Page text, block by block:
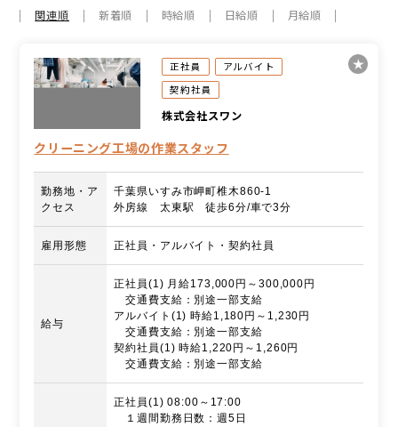
関連順 新着順 時給順 日給順 月給順
正社員
アルバイト
契約社員
株式会社スワン
クリーニング工場の作業スタッフ
勤務地・ア
クセス
千葉県いすみ市岬町椎木860-1
外房線 太東駅 徒歩6分/車で3分
雇用形態 正社員・アルバイト・契約社員
給与
正社員(1) 月給173,000円～300,000円
交通費支給：別途一部支給
アルバイト(1) 時給1,180円～1,230円
交通費支給：別途一部支給
契約社員(1) 時給1,220円～1,260円
交通費支給：別途一部支給
正社員(1) 08:00～17:00
１週間勤務日数：週5日